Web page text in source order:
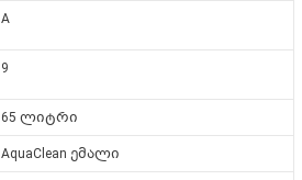
A
9
65 ლიტრი
AquaClean ემალი